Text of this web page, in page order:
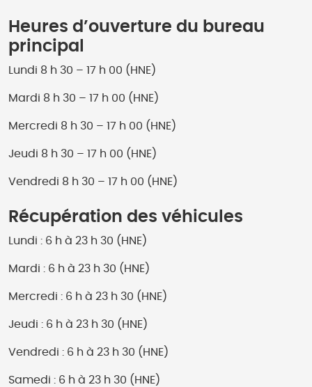
Heures d’ouverture du bureau
principal
Lundi 8 h 30 – 17 h 00 (HNE)
Mardi 8 h 30 – 17 h 00 (HNE)
Mercredi 8 h 30 – 17 h 00 (HNE)
Jeudi 8 h 30 – 17 h 00 (HNE)
Vendredi 8 h 30 – 17 h 00 (HNE)
Récupération des véhicules
Lundi : 6 h à 23 h 30 (HNE)
Mardi : 6 h à 23 h 30 (HNE)
Mercredi : 6 h à 23 h 30 (HNE)
Jeudi : 6 h à 23 h 30 (HNE)
Vendredi : 6 h à 23 h 30 (HNE)
Samedi : 6 h à 23 h 30 (HNE)